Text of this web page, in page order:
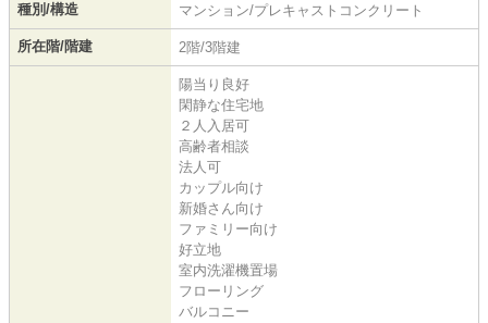
種別/構造 マンション/プレキャストコンクリート
所在階/階建 2階/3階建
陽当り良好
閑静な住宅地
２人入居可
高齢者相談
法人可
カップル向け
新婚さん向け
ファミリー向け
好立地
室内洗濯機置場
フローリング
バルコニー